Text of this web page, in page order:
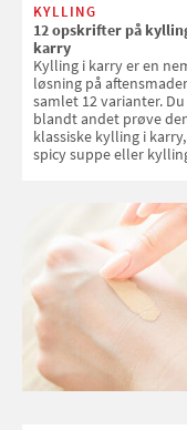
KYLLING
12 opskrifter på
karry
Kylling i karry er en
løsning på
samlet 12 varianter.
blandt andet prøve
klassiske kylling i
spicy suppe eller